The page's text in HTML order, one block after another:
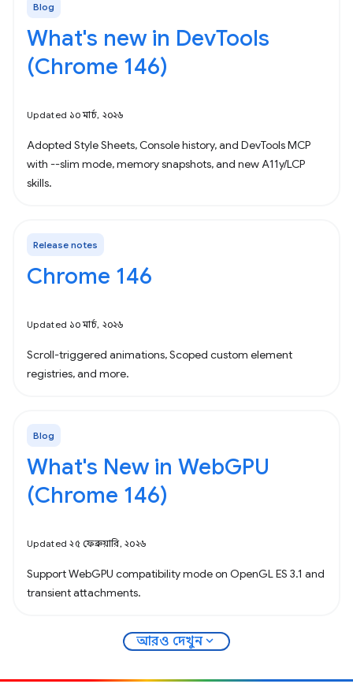
Blog
What's new in DevTools
(Chrome 146)
Updated ১০ মার্চ, ২০২৬
Adopted Style Sheets, Console history, and DevTools MCP
with --slim mode, memory snapshots, and new A11y/LCP
skills.
Release notes
Chrome 146
Updated ১০ মার্চ, ২০২৬
Scroll-triggered animations, Scoped custom element
registries, and more.
Blog
What's New in WebGPU
(Chrome 146)
Updated ২৫ ফেব্রুয়ারি, ২০২৬
Support WebGPU compatibility mode on OpenGL ES 3.1 and
transient attachments.
আরও দেখুনexpand_more